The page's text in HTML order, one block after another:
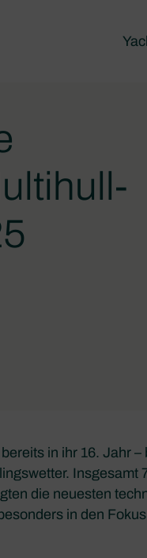
in ihr 16. Jahr
Insgesamt
die neuesten
in den